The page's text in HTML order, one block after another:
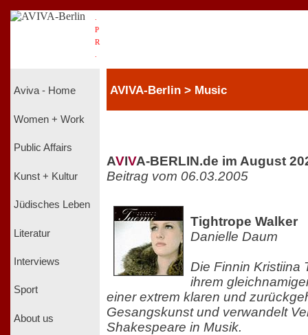
P
R
Aviva - Home
Women + Work
Public Affairs
Kunst + Kultur
Jüdisches Leben
Literatur
Interviews
Sport
About us
AVIVA-Berlin > Music
AVIVA-BERLIN.de im August
Beitrag vom 06.03.2005
Tightrope Walker
Danielle Daum
Die Finnin Kristiina
ihrem
einer extrem klaren und
Gesangskunst und verwandelt
Shakespeare in Musik.